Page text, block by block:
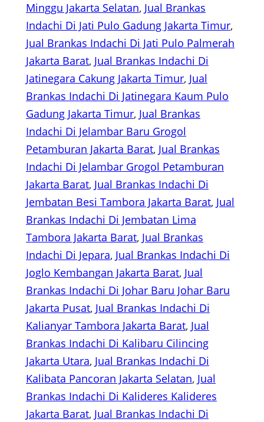
Minggu Jakarta Selatan, Jual Brankas
Indachi Di Jati Pulo Gadung Jakarta Timur
Jual Brankas Indachi Di Jati Pulo Palmerah
Jakarta Barat, Jual Brankas Indachi Di
Jatinegara Cakung Jakarta Timur, Jual
Brankas Indachi Di Jatinegara Kaum Pulo
Gadung Jakarta Timur, Jual Brankas
Indachi Di Jelambar Baru Grogol
Petamburan Jakarta Barat, Jual Brankas
Indachi Di Jelambar Grogol Petamburan
Jakarta Barat, Jual Brankas Indachi Di
Jembatan Besi Tambora Jakarta Barat, Jual
Brankas Indachi Di Jembatan Lima
Tambora Jakarta Barat, Jual Brankas
Indachi Di Jepara, Jual Brankas Indachi Di
Joglo Kembangan Jakarta Barat, Jual
Brankas Indachi Di Johar Baru Johar Baru
Jakarta Pusat, Jual Brankas Indachi Di
Kalianyar Tambora Jakarta Barat, Jual
Brankas Indachi Di Kalibaru Cilincing
Jakarta Utara, Jual Brankas Indachi Di
Kalibata Pancoran Jakarta Selatan, Jual
Brankas Indachi Di Kalideres Kalideres
Jakarta Barat, Jual Brankas Indachi Di